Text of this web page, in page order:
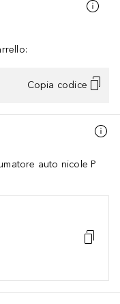
Copia codice
auto nicole P